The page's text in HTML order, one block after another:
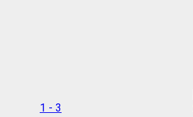
1 - 3